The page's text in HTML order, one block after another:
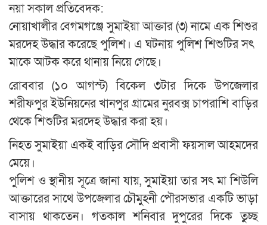
নয়া সকাল প্রতিবেদক:
নোয়াখালীর বেগমগঞ্জে সুমাইয়া আক্তার (৩) নামে এক শিশুর
মরদেহ উদ্ধার করেছে পুলিশ। এ ঘটনায় পুলিশ শিশুটির সৎ
মাকে আটক করে থানায় নিয়ে গেছে।
রোববার (১০ আগস্ট) বিকেল ৩টার দিকে উপজেলার
শরীফপুর ইউনিয়নের খানপুর গ্রামের নুরবক্স চাপরাশি বাড়ির
থেকে শিশুটির মরদেহ উদ্ধার করা হয়।
নিহত সুমাইয়া একই বাড়ির সৌদি প্রবাসী ফয়সাল আহমদের
মেয়ে।
পুলিশ ও স্থানীয় সূত্রে জানা যায়, সুমাইয়া তার সৎ মা শিউলি
আক্তারের সাথে উপজেলার চৌমুহনী পৌরসভার একটি ভাড়া
বাসায় থাকতেন। গতকাল শনিবার দুপুরের দিকে তুচ্ছ